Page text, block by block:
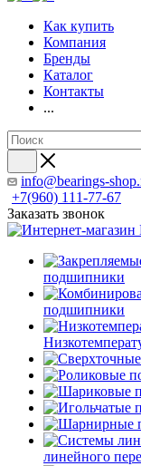
Как купить
Компания
Бренды
Каталог
Контакты
...
info@bearings-
+7(960) 111-77-67
Заказать звонок
подшипники
подшипники
линейного